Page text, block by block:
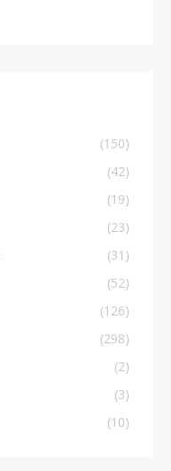
(150)
(42)
(19)
(23)
(31)
(52)
(126)
(298)
(2)
(3)
(10)